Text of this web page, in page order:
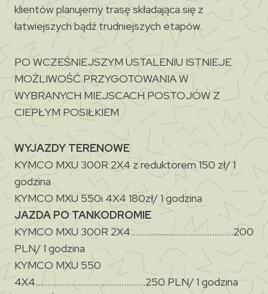
klientów planujemy trasę składająca się z
łatwiejszych bądź trudniejszych etapów.
PO WCZEŚNIEJSZYM USTALENIU ISTNIEJE
MOŻLIWOŚĆ PRZYGOTOWANIA W
WYBRANYCH MIEJSCACH POSTOJÓW Z
CIEPŁYM POSIŁKIEM
WYJAZDY TERENOWE
KYMCO MXU 300R 2X4 z reduktorem 150 zł/ 1
godzina
KYMCO MXU 550i 4X4 180zł/ 1 godzina
JAZDA PO TANKODROMIE
KYMCO MXU 300R 2X4…………………………………….200
PLN/ 1 godzina
KYMCO MXU 550
4X4……………………………………….250 PLN/ 1 godzina